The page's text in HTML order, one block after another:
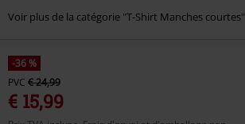
Voir plus de la catégorie "T-Shirt Manches courtes"
-36 %
PVC € 24,99
€ 15,99